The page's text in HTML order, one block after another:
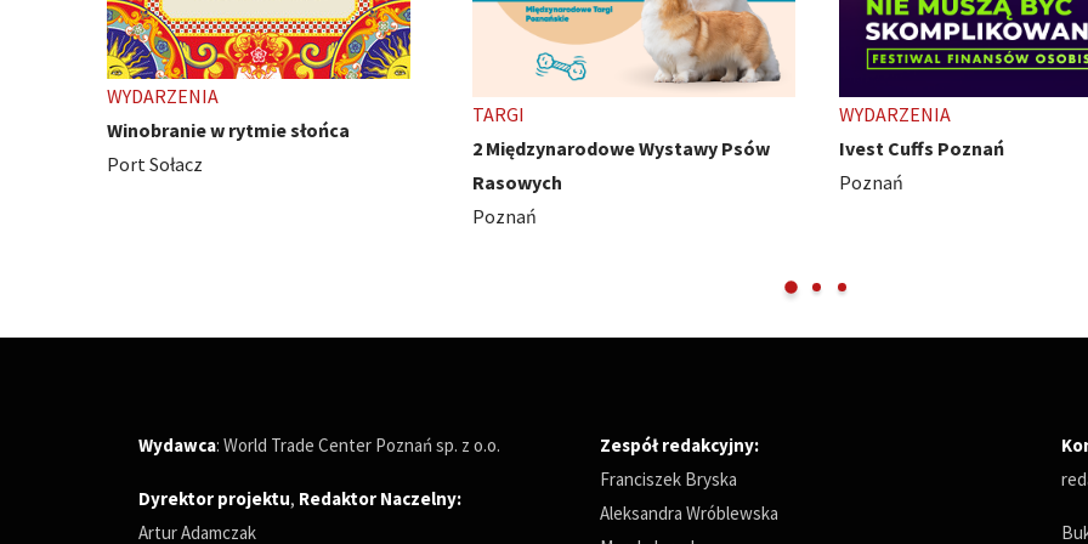
2 Międzynarodowe Wystawy Psów
WYDARZENIA
Ivest Cuffs Poznań
Poznań
TARGI
HobbyCon - z pasji się nie
Międzynarodowe Targi
Wydawca: World Trade Center Poznań sp. z o.o.
Dyrektor projektu, Redaktor Naczelny:
Artur Adamczak
Zespół redakcyjny:
Franciszek Bryska
Aleksandra Wróblewska